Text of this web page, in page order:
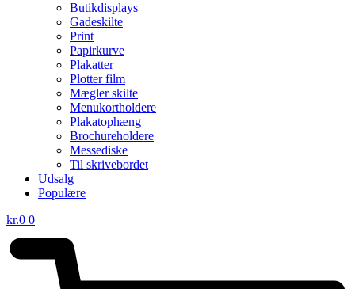
Butikdisplays
Gadeskilte
Print
Papirkurve
Plakatter
Plotter film
Mægler skilte
Menukortholdere
Plakatophæng
Brochureholdere
Messediske
Til skrivebordet
Udsalg
Populære
kr.0 0